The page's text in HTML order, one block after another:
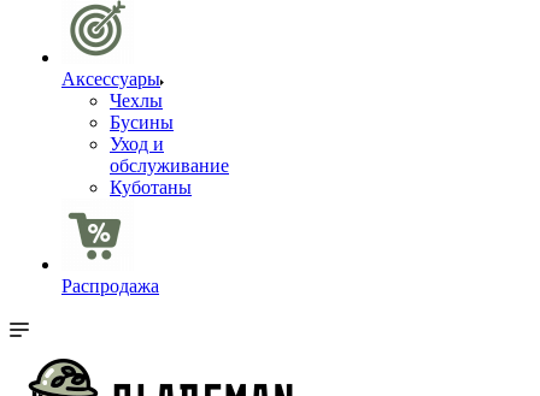
Аксессуары
Чехлы
Бусины
Уход и
обслуживание
Куботаны
Распродажа